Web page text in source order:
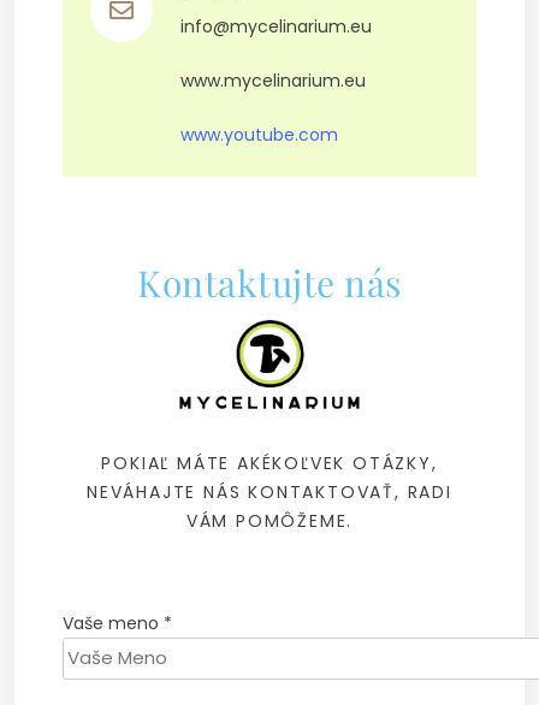
info@mycelinarium.eu
www.mycelinarium.eu
www.youtube.com
Kontaktujte nás
POKIAĽ MÁTE AKÉKOĽVEK OTÁZKY,
NEVÁHAJTE NÁS KONTAKTOVAŤ, RADI
VÁM POMÔŽEME.
Vaše meno *